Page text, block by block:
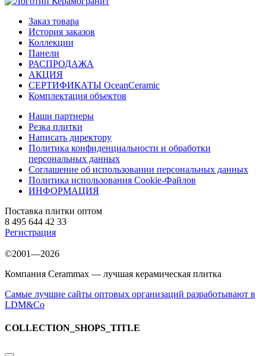
Заказ товара
История заказов
Коллекции
Панели
РАСПРОДАЖА
АКЦИЯ
СЕРТИФИКАТЫ OceanCeramic
Комплектация объектов
Наши партнеры
Резка плитки
Написать директору
Политика конфиденциальности и обработки
персональных данных
Соглашение об использовании персональных данных
Политика использования Cookie-Файлов
ИНФОРМАЦИЯ
Поставка плитки оптом
8 495 644 42 33
Регистрация
©2001—2026
Компания Cerammax — лучшая керамическая плитка
Самые лучшие сайты оптовых организаций разработывают в
LDM&Co
COLLECTION_SHOPS_TITLE